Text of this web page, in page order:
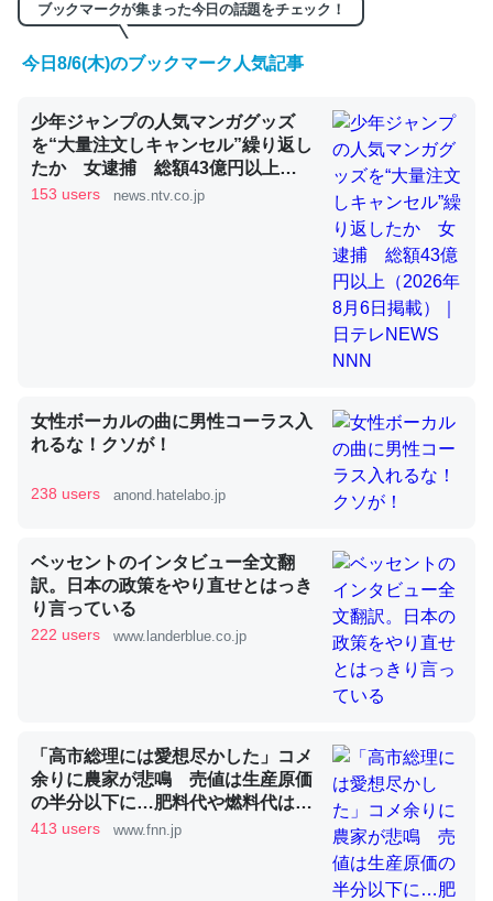
くらい。小説でいう「ずっと前の伏線」は回収されないけ
ど、短期記憶というには多い分量。進化すればするほど分
かりやすく強くなりそう
─GPTの仕組みと限界についての考察（１） - conceptualization
昆虫ってカルシウム少ないのか。知らんかった。調べたら
─ニュース :: 【研究発表】昆虫学の大問題＝「昆虫はなぜ海にいな
いのか」に関する新仮説
論文では「淡水はカルシウムも酸素も不足してて両方に不
利だから両方が拮抗してるのでは」とあって面白い。海に
いる鋏角類（カブトガニ・ウミグモ）はカルシウムを使わ
ずキチンを強化してる筈だが、酵素が違うのか？
─ニュース :: 【研究発表】昆虫学の大問題＝「昆虫はなぜ海にいな
これを元に考えるとカルシウムを大量に使う脊椎動物と貝
類は苦労してるんだな…。腹足類だと殻を無くしてナメク
ブックマークが集まった今日の話題をチェック！
今日8/6(木)のブックマーク人気記事
少年ジャンプの人気マンガグッズ
を“大量注文しキャンセル”繰り返し
たか 女逮捕 総額43億円以上
（2026年8月6日掲載）｜日テレ
153 users news.ntv.co.jp
女性ボーカルの曲に男性コーラス入
れるな！クソが！
238 users anond.hatelabo.jp
ベッセントのインタビュー全文翻
訳。日本の政策をやり直せとはっき
り言っている
222 users www.landerblue.co.jp
「高市総理には愛想尽かした」コメ
余りに農家が悲鳴 売値は生産原価
の半分以下に…肥料代や燃料代は高
騰「今年でやめる」農家も｜FNNプ
413 users www.fnn.jp